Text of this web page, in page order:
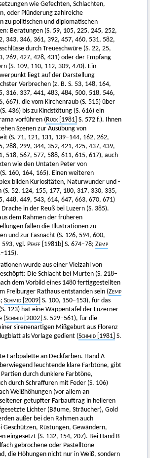
wie Gefechten, Schlachten,
oder Plünderung zahlreiche
zu politischen und diplomatischen
Beratungen (S. 59, 105, 225, 245, 252,
343, 346, 361, 392, 457, 460, 531, 582,
durch Treueschwüre (S. 22, 25,
269, 427, 428, 431) oder der Empfang
(S. 109, 110, 112, 309, 470). Ein
liegt auf der Darstellung
Verbrechen (z. B. S. 53, 148, 164,
316, 337, 441, 483, 484, 500, 518, 546,
667), die vom Kirchenraub (S. 515) über
436) bis zu Kindstötung (S. 616) ein
vorführen (Rück [1981] S. 572 f.). Ihnen
Szenen zur Ausübung von
(S. 71, 121, 131, 139–144, 162, 262,
288, 299, 344, 352, 421, 425, 437, 439,
518, 567, 577, 588, 611, 615, 617), auch
wie den Untaten Peter von
160, 164, 165). Einen weiteren
bilden Kuriositäten, Naturwunder und -
(S. 52, 124, 155, 177, 180, 317, 330, 335,
448, 449, 543, 614, 647, 663, 670, 671)
in der Reuß bei Luzern (S. 385).
dem Rahmen der früheren
fallen die Illustrationen zu
und zur Fasnacht (S. 126, 594, 600,
593, vgl. Pfaff [1981b] S. 674–78; Zemp
wurde aus einer Vielzahl von
Die Schlacht bei Murten (S. 218–
dem Vorbild eines 1480 fertiggestellten
Freiburger Rathaus entstanden sein (Zemp
Schmid [2009] S. 100, 150–153), für das
123) hat eine Wappentafel der Luzerner
(Schmid [2002] S. 529–561), für die
sirenenartigen Mißgeburt aus Florenz
als Vorlage gedient (Schmid [1981] S.
Farbpalette an Deckfarben. Hand A
leuchtende klare Farbtöne, gibt
durch dunklere Farbtöne,
durch Schraffuren mit Feder (S. 106)
Weißhöhungen (vor allem an
getupfter Farbauftrag in helleren
Lichter (Bäume, Sträucher), Gold
außer bei den Rahmen auch
Geschützen, Rüstungen, Gewändern,
eingesetzt (S. 132, 154, 207). Bei Hand B
gebrochene oder Pastelltöne
die Höhungen nicht nur in Weiß, sondern